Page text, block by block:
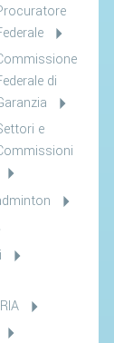
di
e